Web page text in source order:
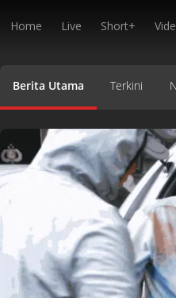
Home Live Short+
Berita Utama Terkini